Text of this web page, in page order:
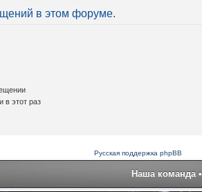
в этом форуме.
в этот раз
Русская поддержка phpBB
Наша команда•